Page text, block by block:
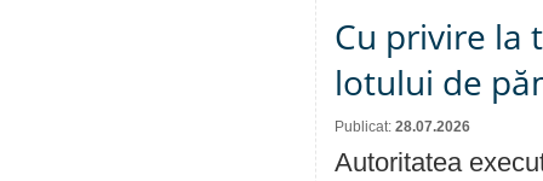
Cu privire la
lotului de
Publicat: 28.07.2026
Autoritatea